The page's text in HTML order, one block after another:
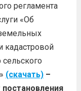
регламента
«Об
кадастровой
(скачать)–
постановления